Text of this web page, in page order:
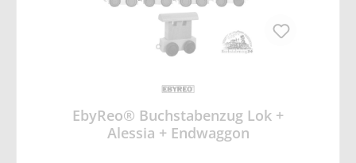
EbyReo® Buchstabenzug Lok +
Alessia + Endwaggon